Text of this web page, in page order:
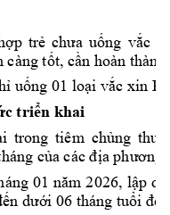
trẻ chưa uống vắc
càng tốt, cần hoàn thành
uống 01 loại vắc xin
triển khai
trong tiêm chủng
của các địa phương.
01 năm 2026, lập
dưới 06 tháng tuổi để